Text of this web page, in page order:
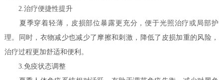
2.治疗便捷性提升
夏季穿着轻薄，皮损部位暴露更充分，便于光照治疗或局部护
理。同时，衣物减少也减少了摩擦和刺激，降低了皮损加重的风险，
治疗过程更加舒适和便利。
3.免疫状态调整